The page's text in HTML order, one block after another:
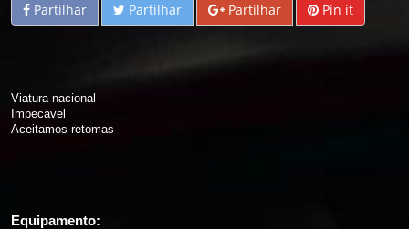
Partilhar Partilhar Partilhar Pin it
Viatura nacional
Impecável
Aceitamos retomas
Equipamento: